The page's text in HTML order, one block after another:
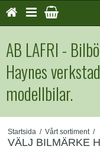
AB LAFRI -
Haynes
modellbilar.
Startsida / Vårt sortiment /
VÄLJ BILMÄRKE